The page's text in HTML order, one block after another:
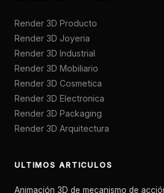
Render 3D Producto
Render 3D Joyeria
Render 3D Industrial
Render 3D Mobiliario
Render 3D Cosmetica
Render 3D Electronica
Render 3D Packaging
Render 3D Arquitectura
ULTIMOS ARTICULOS
Animación 3D de mecanismo de